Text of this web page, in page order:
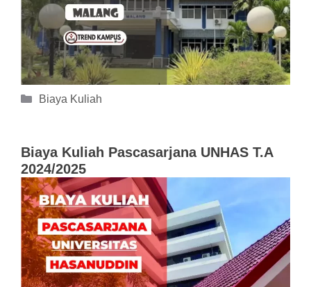
Kategori
Biaya Kuliah
Biaya Kuliah Pascasarjana UNHAS T.A
2024/2025